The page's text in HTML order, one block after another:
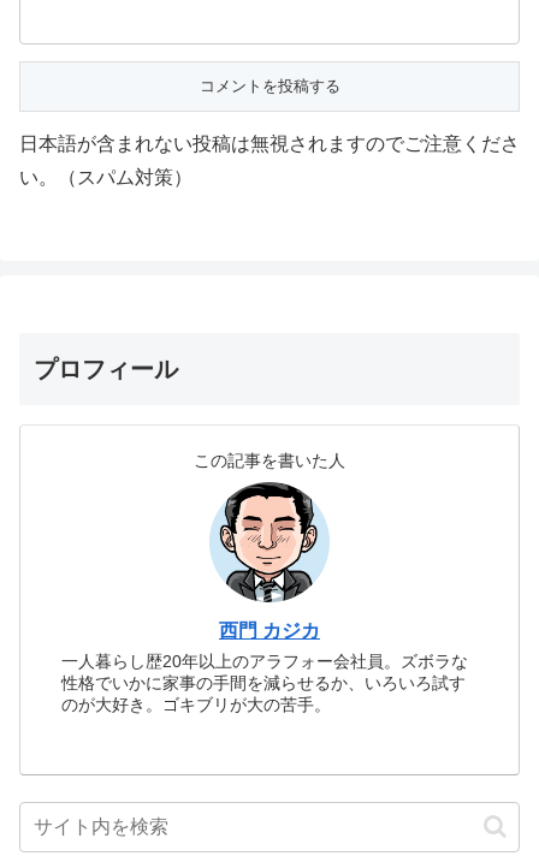
日本語が含まれない投稿は無視されますのでご注意くださ
い。（スパム対策）
プロフィール
この記事を書いた人
西門 カジカ
一人暮らし歴20年以上のアラフォー会社員。ズボラな
性格でいかに家事の手間を減らせるか、いろいろ試す
のが大好き。ゴキブリが大の苦手。